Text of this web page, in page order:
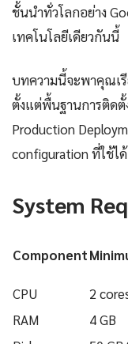
ชั้นนำทั่วโลกอย่าง
เทคโนโลยีเดียวกันนี้
บทความนี้จะพาคุณเรี
ตั้งแต่พื้นฐานการติดตั้
Production
configuration ที่ใช้ได้
System
Component
CPU
2
RAM
4 GB